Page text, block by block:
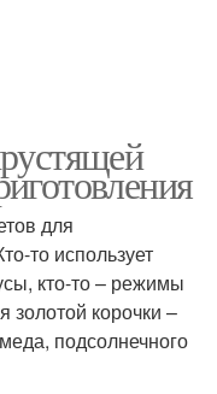
для
то использует
кто-то – режимы
золотой корочки –
подсолнечного